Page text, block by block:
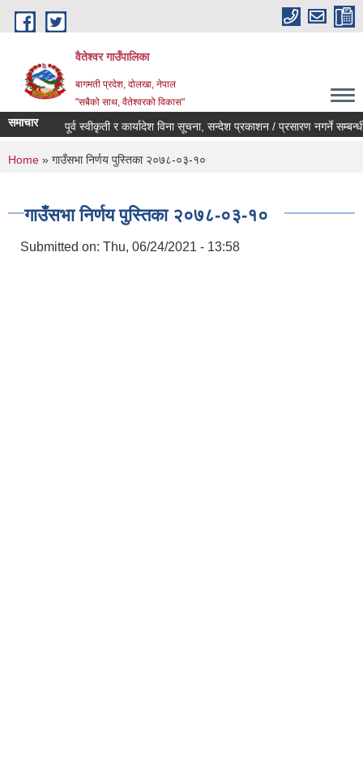
Skip to main content
वैतेश्वर गाउँपालिका
बागमती प्रदेश, दाेलखा, नेपाल
"सबैको साथ, वैतेश्वरको विकास"
समाचार पूर्व स्वीकृती र कार्यादेश विना सूचना, सन्देश प्रकाशन / प्रसारण नगर्ने सम्बन्धी
You are here
Home » गाउँसभा निर्णय पुस्तिका २०७८-०३-१०
गाउँसभा निर्णय पुस्तिका २०७८-०३-१०
Submitted on: Thu, 06/24/2021 - 13:58